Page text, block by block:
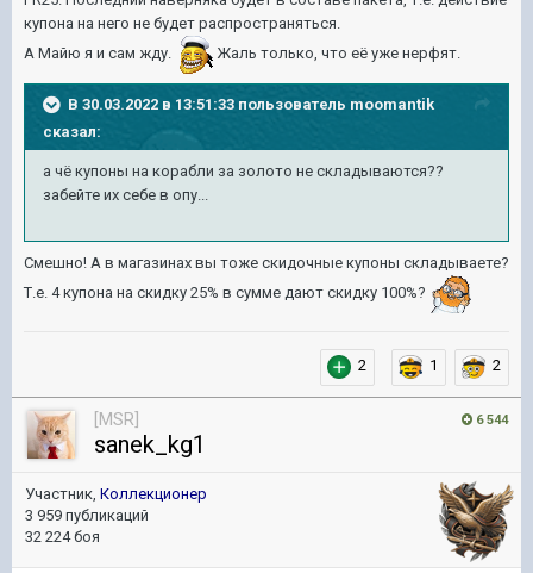
купона на него не будет распространяться.
А Майю я и сам жду.
Жаль только, что её уже нерфят.
В 30.03.2022 в 13:51:33 пользователь moomantik
сказал:
а чё купоны на корабли за золото не складываются??
забейте их себе в опу...
Смешно! А в магазинах вы тоже скидочные купоны складываете?
Т.е. 4 купона на скидку 25% в сумме дают скидку 100%?
2 1 2
6 544
[MSR]
sanek_kg1
Участник, Коллекционер
3 959 публикаций
32 224 боя